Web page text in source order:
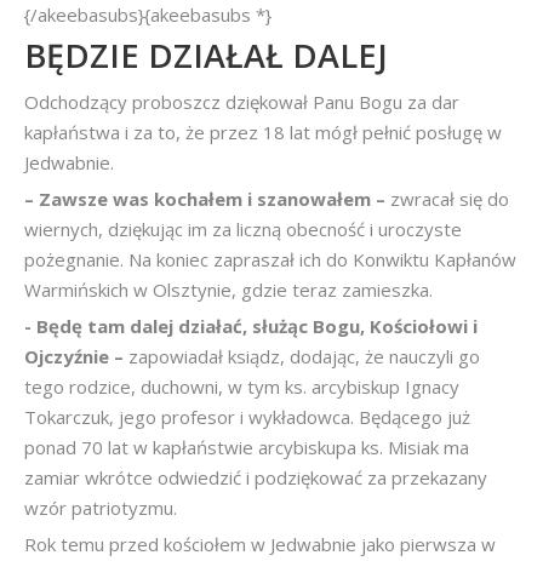
{/akeebasubs}{akeebasubs *}
BĘDZIE DZIAŁAŁ DALEJ
Odchodzący proboszcz dziękował Panu Bogu za dar
kapłaństwa i za to, że przez 18 lat mógł pełnić posługę w
Jedwabnie.
– Zawsze was kochałem i szanowałem – zwracał się do
wiernych, dziękując im za liczną obecność i uroczyste
pożegnanie. Na koniec zapraszał ich do Konwiktu Kapłanów
Warmińskich w Olsztynie, gdzie teraz zamieszka.
- Będę tam dalej działać, służąc Bogu, Kościołowi i
Ojczyźnie – zapowiadał ksiądz, dodając, że nauczyli go
tego rodzice, duchowni, w tym ks. arcybiskup Ignacy
Tokarczuk, jego profesor i wykładowca. Będącego już
ponad 70 lat w kapłaństwie arcybiskupa ks. Misiak ma
zamiar wkrótce odwiedzić i podziękować za przekazany
wzór patriotyzmu.
Rok temu przed kościołem w Jedwabnie jako pierwsza w